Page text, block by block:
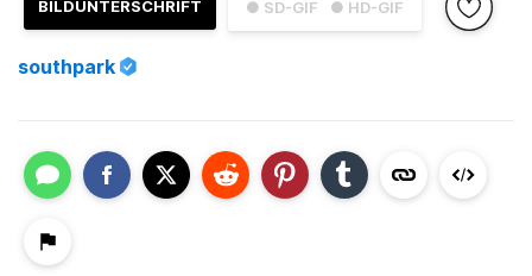
● SD-GIF ● HD-GIF
BILDUNTERSCHRIFT
southpark